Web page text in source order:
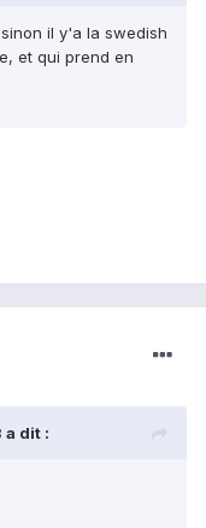
il y'a la swedish
et qui prend en
a dit :